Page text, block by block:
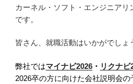
カーネル・ソフト・エンジニアリ
です。
皆さん、就職活動はいかがでしょ
弊社ではマイナビ2026 ・ リクナビ
2026卒の方に向けた会社説明会の